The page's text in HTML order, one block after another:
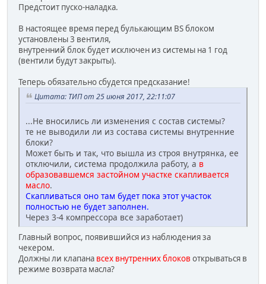
Предстоит пуско-наладка.
В настоящее время перед булькающим BS блоком
установлены 3 вентиля,
внутренний блок будет исключен из системы на 1 год
(вентили будут закрыты).
Теперь обязательно сбудется предсказание!
Цитата: ТИП от 25 июня 2017, 22:11:07
...Не вносились ли изменения с состав системы?
те не выводили ли из состава системы внутренние
блоки?
Может быть и так, что вышла из строя внутрянка, ее
отключили, система продолжила работу, а в
образовавшемся застойном участке скапливается
масло.
Скапливаться оно там будет пока этот участок
полностью не будет заполнен.
Через 3-4 компрессора все заработает)
Главный вопрос, появившийся из наблюдения за
чекером.
Должны ли клапана всех внутренних блоков открываться в
режиме возврата масла?